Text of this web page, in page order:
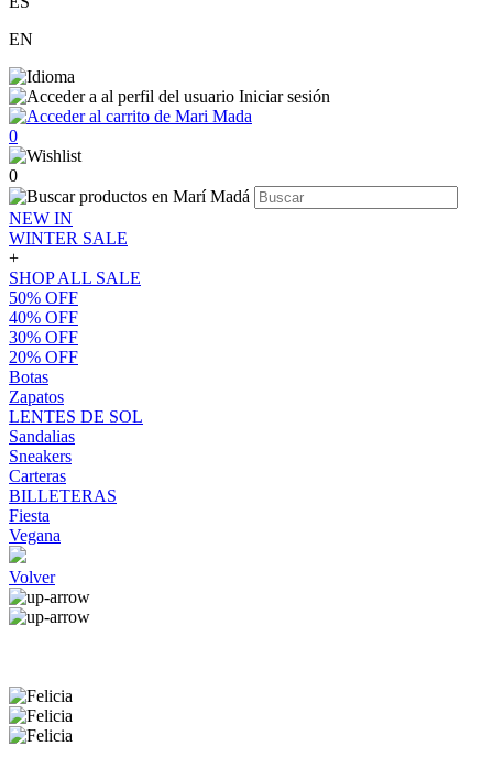
EN
Iniciar sesión
0
0
NEW IN
WINTER SALE
+
SHOP ALL SALE
50% OFF
40% OFF
30% OFF
20% OFF
Botas
Zapatos
LENTES DE SOL
Sandalias
Sneakers
Carteras
BILLETERAS
Fiesta
Vegana
Volver